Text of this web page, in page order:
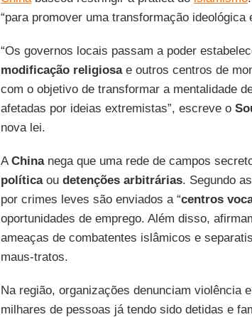
“para promover uma transformação ideológica
“Os governos locais passam a poder
modificação religiosae outros centros de
com o objetivo de transformar a mentalidade
afetadas por ideias extremistas”, escreve o
nova lei.
AChinanega que uma rede de campos
políticaou detenções arbitrárias. Segundo
por crimes leves são enviados a “centros
oportunidades de emprego. Além disso,
ameaças de combatentes islâmicos e
maus-tratos.
Na região, organizações denunciam violência
milhares de pessoas já tendo sido detidas e